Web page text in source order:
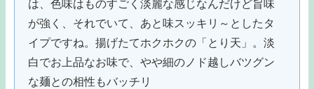
は、色味はものすごく淡麗な感じなんだけど旨味
が強く、それでいて、あと味スッキリ～としたタ
イプですね。揚げたてホクホクの「とり天」。淡
白でお上品なお味で、やや細のノド越しバツグン
な麺との相性もバッチリ